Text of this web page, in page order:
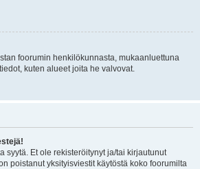
foorumin henkilökunnasta, mukaanluettuna
kuten alueet joita he valvovat.
syytä. Et ole rekisteröitynyt ja/tai kirjautunut
poistanut yksityisviestit käytöstä koko foorumilta